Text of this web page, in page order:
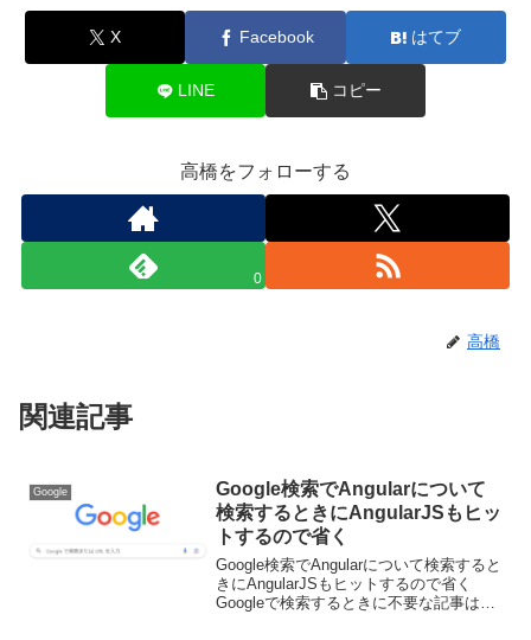
X Facebook はてブ
LINE コピー
高橋をフォローする
0
高橋
関連記事
Google
Google検索でAngularについて
検索するときにAngularJSもヒッ
トするので省く
Google検索でAngularについて検索すると
きにAngularJSもヒットするので省く
Googleで検索するときに不要な記事は省